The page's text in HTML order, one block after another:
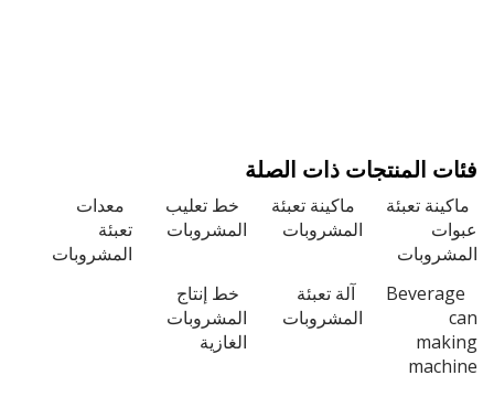
المنتجات ذات الصلة
تعبئة
ماكينة تعبئة
المشروبات
خط تعليب
المشروبات
معدات
تعبئة
المشروبات
آلة تعبئة
المشروبات
خط إنتاج
المشروبات